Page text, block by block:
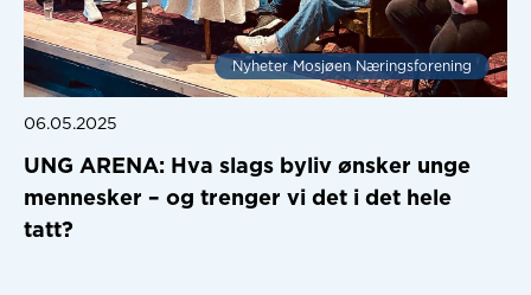
Nyheter Mosjøen Næringsforening
06.05.2025
UNG ARENA: Hva slags byliv ønsker unge
mennesker – og trenger vi det i det hele
tatt?